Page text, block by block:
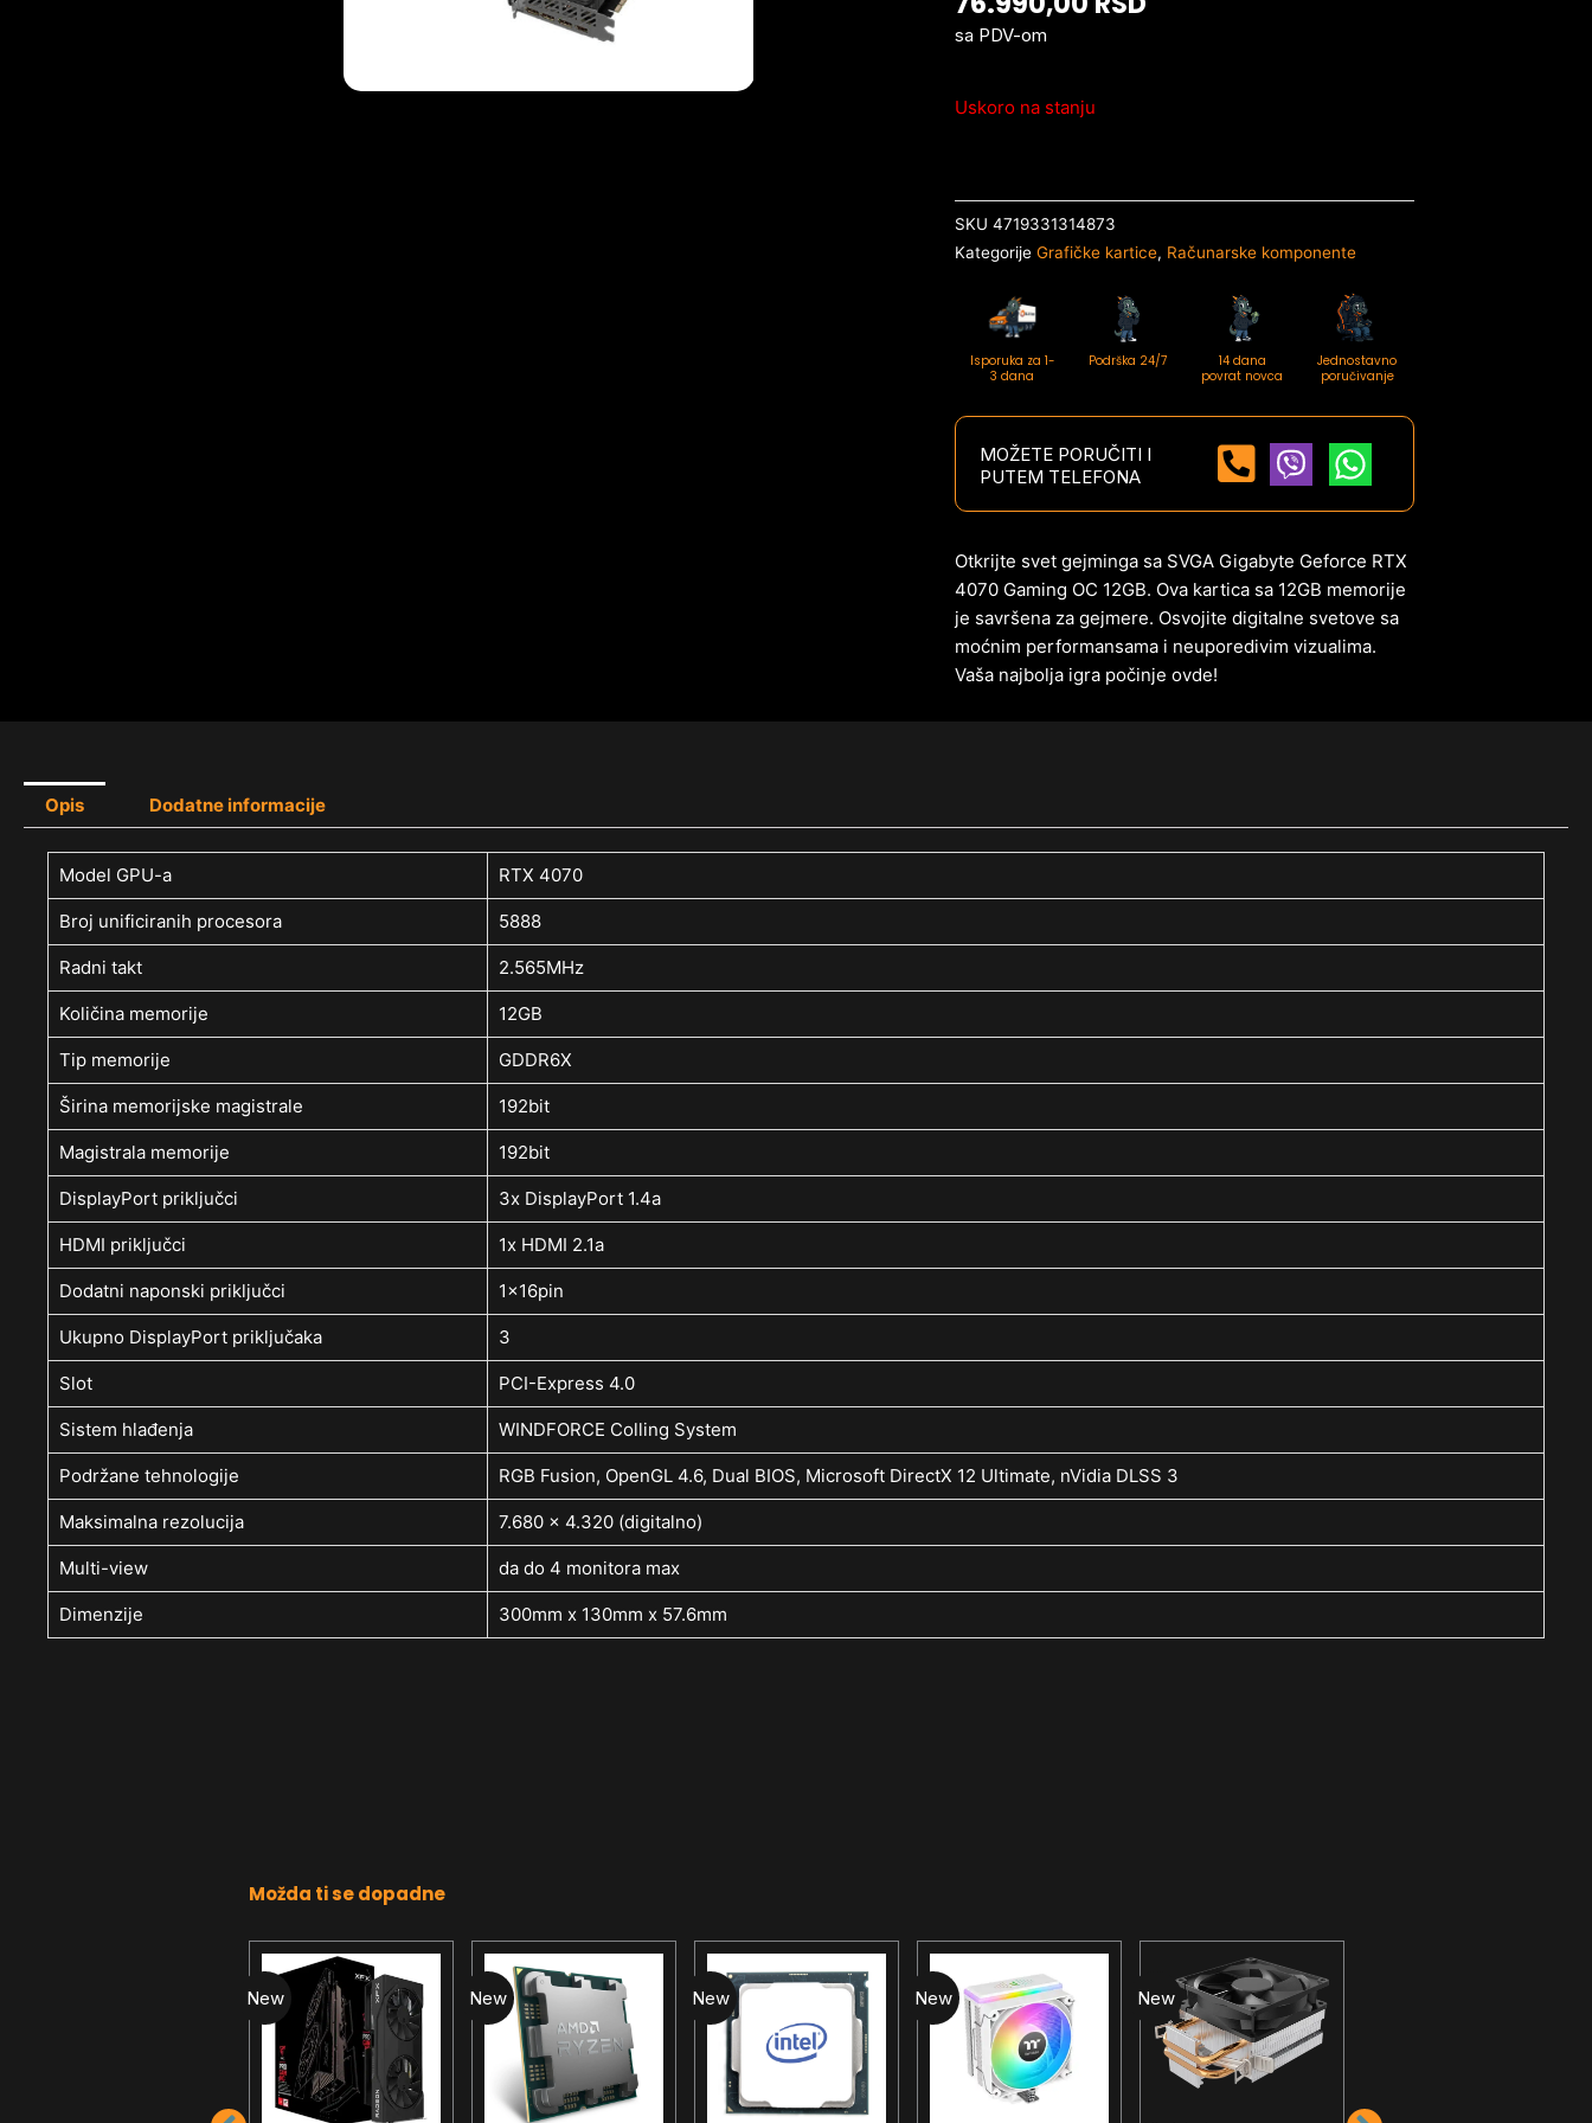
sa PDV-om
Uskoro na stanju
SKU4719331314873
Kategorije Grafičke kartice, Računarske komponente
Isporuka za 1-
3 dana
Podrška 24/7
14 dana
povrat novca
Jednostavno
poručivanje
MOŽETE PORUČITI I
PUTEM TELEFONA
Otkrijte svet gejminga sa SVGA Gigabyte Geforce RTX
4070 Gaming OC 12GB. Ova kartica sa 12GB memorije
je savršena za gejmere. Osvojite digitalne svetove sa
moćnim performansama i neuporedivim vizualima.
Vaša najbolja igra počinje ovde!
Opis Dodatne informacije
Model GPU-a RTX 4070
Broj unificiranih procesora 5888
Radni takt 2.565MHz
Količina memorije 12GB
Tip memorije GDDR6X
Širina memorijske magistrale 192bit
Magistrala memorije 192bit
DisplayPort priključci 3x DisplayPort 1.4a
HDMI priključci 1x HDMI 2.1a
Dodatni naponski priključci 1x16pin
Ukupno DisplayPort priključaka 3
Slot PCI-Express 4.0
Sistem hlađenja WINDFORCE Colling System
Podržane tehnologije RGB Fusion, OpenGL 4.6, Dual BIOS, Microsoft DirectX 12 Ultimate, nVidia DLSS 3
Maksimalna rezolucija 7.680 x 4.320 (digitalno)
Multi-view da do 4 monitora max
Dimenzije 300mm x 130mm x 57.6mm
Možda ti se dopadne
New New New New New